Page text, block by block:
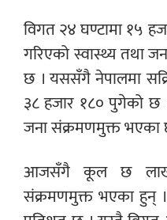
विगत २४ घण्टामा १५
गरिएको स्वास्थ्य तथा
छ । यससँगै नेपालमा
३८ हजार १८० पुगेको छ
जना संक्रमणमुक्त भएका
आजसँगै कूल छ
संक्रमणमुक्त भएका हुन्